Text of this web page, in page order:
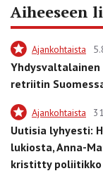
Ajankohtaista
retriitin
Ajankohtaista
Uutisia lyhyesti:
lukiosta, Anna-
kristitty